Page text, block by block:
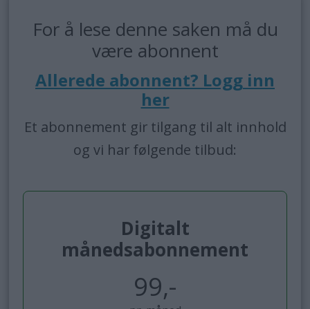
For å lese denne saken må du
være abonnent
Allerede abonnent? Logg inn
her
Et abonnement gir tilgang til alt innhold
og vi har følgende tilbud:
Digitalt
månedsabonnement
99,-